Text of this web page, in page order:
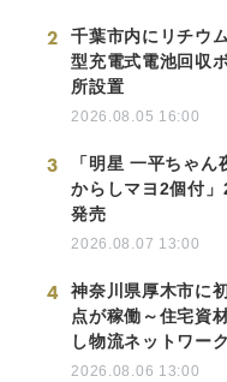
2
千葉市内にリチウ
型充電式電池回収
所設置
2026.08.05 16:00
3
「明星 一平ちゃ
からしマヨ2個付
発売
2026.08.07 13:00
4
神奈川県厚木市に
点が稼働～住宅資
し物流ネットワー
2026.08.06 13:00